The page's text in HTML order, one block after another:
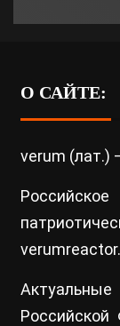
О САЙТЕ:
verum (лат.)
Российской